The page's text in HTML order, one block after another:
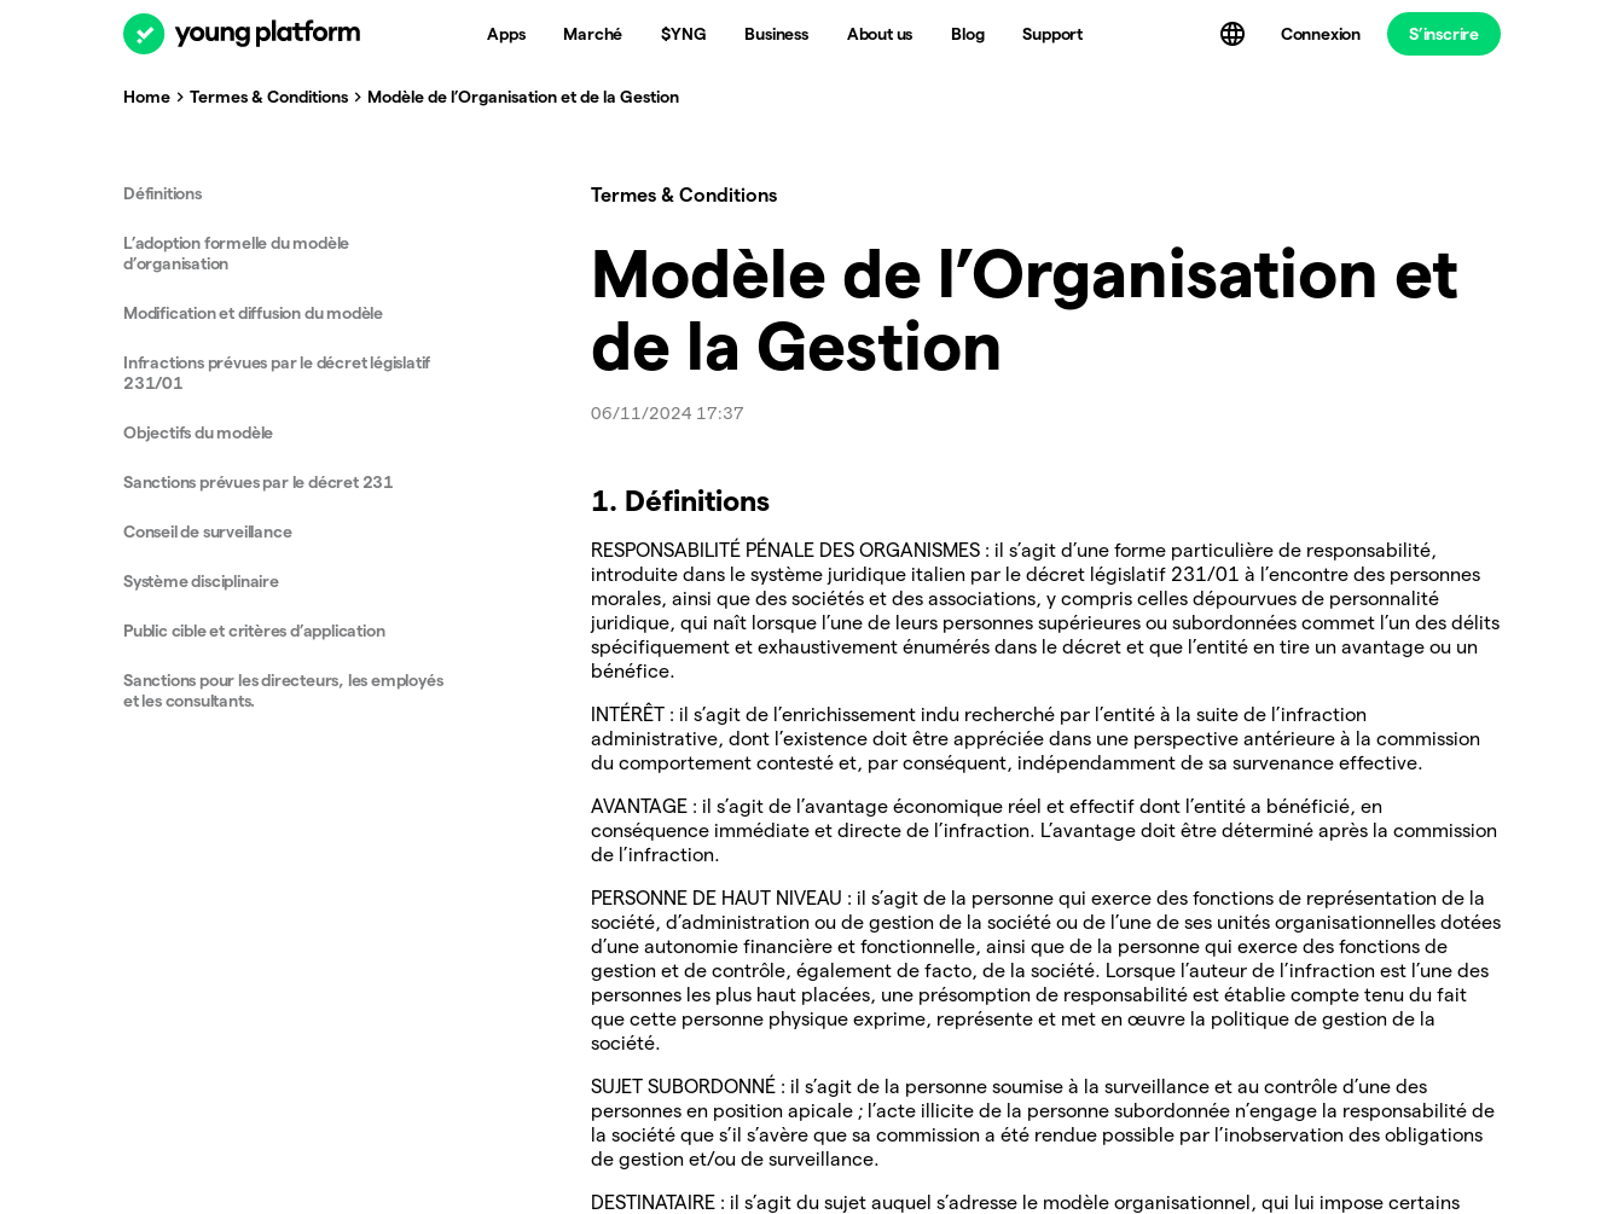
Apps Marché $YNG Business About us Blog Support Connexion S’inscrire
Home Termes & Conditions Modèle de l’Organisation et de la Gestion
Définitions
L’adoption formelle du modèle
d’organisation
Modification et diffusion du modèle
Infractions prévues par le décret législatif
231/01
Objectifs du modèle
Sanctions prévues par le décret 231
Conseil de surveillance
Système disciplinaire
Public cible et critères d’application
Sanctions pour les directeurs, les employés
et les consultants.
Termes & Conditions
Modèle de l’Organisation et
de la Gestion
06/11/2024 17:37
1. Définitions
RESPONSABILITÉ PÉNALE DES ORGANISMES : il s’agit d’une forme particulière de responsabilité,
introduite dans le système juridique italien par le décret législatif 231/01 à l’encontre des personnes
morales, ainsi que des sociétés et des associations, y compris celles dépourvues de personnalité
juridique, qui naît lorsque l’une de leurs personnes supérieures ou subordonnées commet l’un des délits
spécifiquement et exhaustivement énumérés dans le décret et que l’entité en tire un avantage ou un
bénéfice.
INTÉRÊT : il s’agit de l’enrichissement indu recherché par l’entité à la suite de l’infraction
administrative, dont l’existence doit être appréciée dans une perspective antérieure à la commission
du comportement contesté et, par conséquent, indépendamment de sa survenance effective.
AVANTAGE : il s’agit de l’avantage économique réel et effectif dont l’entité a bénéficié, en
conséquence immédiate et directe de l’infraction. L’avantage doit être déterminé après la commission
de l’infraction.
PERSONNE DE HAUT NIVEAU : il s’agit de la personne qui exerce des fonctions de représentation de la
société, d’administration ou de gestion de la société ou de l’une de ses unités organisationnelles dotées
d’une autonomie financière et fonctionnelle, ainsi que de la personne qui exerce des fonctions de
gestion et de contrôle, également de facto, de la société. Lorsque l’auteur de l’infraction est l’une des
personnes les plus haut placées, une présomption de responsabilité est établie compte tenu du fait
que cette personne physique exprime, représente et met en œuvre la politique de gestion de la
société.
SUJET SUBORDONNÉ : il s’agit de la personne soumise à la surveillance et au contrôle d’une des
personnes en position apicale ; l’acte illicite de la personne subordonnée n’engage la responsabilité de
la société que s’il s’avère que sa commission a été rendue possible par l’inobservation des obligations
de gestion et/ou de surveillance.
DESTINATAIRE : il s’agit du sujet auquel s’adresse le modèle organisationnel, qui lui impose certains